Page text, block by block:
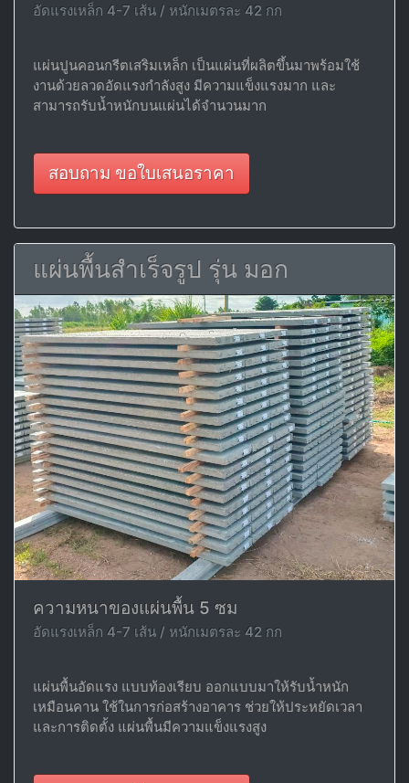
อัดแรงเหล็ก 4-7 เส้น / หนักเมตรละ 42 กก
แผ่นปูนคอนกรีตเสริมเหล็ก เป็นแผ่นที่ผลิตขึ้นมาพร้อมใช้
งานด้วยลวดอัดแรงกำลังสูง มีความแข็งแรงมาก และ
สามารถรับน้ำหนักบนแผ่นได้จำนวนมาก
สอบถาม ขอใบเสนอราคา
แผ่นพื้นสำเร็จรูป รุ่น มอก
ความหนาของแผ่นพื้น 5 ซม
อัดแรงเหล็ก 4-7 เส้น / หนักเมตรละ 42 กก
แผ่นพื้นอัดแรง แบบท้องเรียบ ออกแบบมาให้รับน้ำหนัก
เหมือนคาน ใช้ในการก่อสร้างอาคาร ช่วยให้ประหยัดเวลา
และการติดตั้ง แผ่นพื้นมีความแข็งแรงสูง